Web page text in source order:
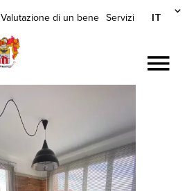
Valutazione di un bene Servizi IT